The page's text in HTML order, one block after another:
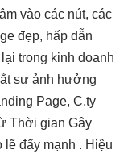
vào các nút, các
đẹp, hấp dẫn
trong kinh doanh
sự ảnh hưởng
Page, C.ty
Thời gian Gây
đẩy mạnh . Hiệu